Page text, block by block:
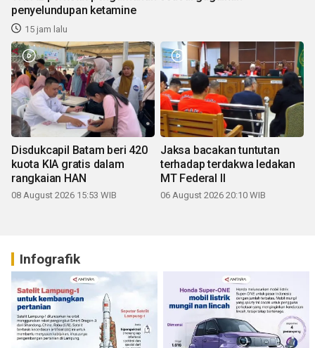
penyelundupan ketamine
15 jam lalu
Disdukcapil Batam beri 420
kuota KIA gratis dalam
rangkaian HAN
08 August 2026 15:53 WIB
Jaksa bacakan tuntutan
terhadap terdakwa ledakan
MT Federal II
06 August 2026 20:10 WIB
Infografik